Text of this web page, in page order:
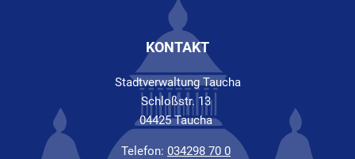
KONTAKT
Stadtverwaltung Taucha
Schloßstr. 13
04425 Taucha
Telefon: 034298 70 0